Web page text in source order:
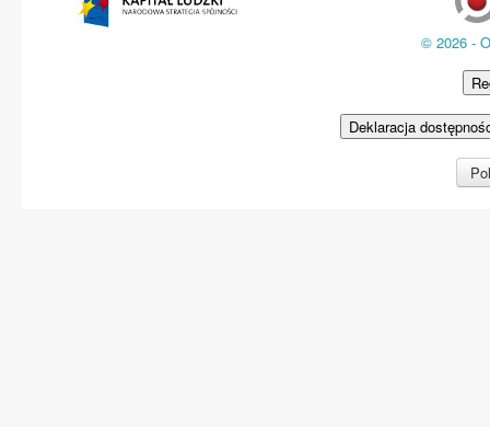
© 2026 -
Deklaracja